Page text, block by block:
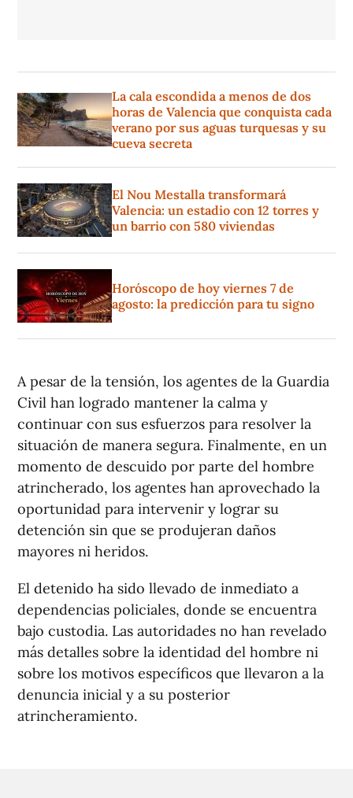
La cala escondida a menos de dos
horas de Valencia que conquista cada
verano por sus aguas turquesas y su
cueva secreta
El Nou Mestalla transformará
Valencia: un estadio con 12 torres y
un barrio con 580 viviendas
Horóscopo de hoy viernes 7 de
agosto: la predicción para tu signo
A pesar de la tensión, los agentes de la Guardia
Civil han logrado mantener la calma y
continuar con sus esfuerzos para resolver la
situación de manera segura. Finalmente, en un
momento de descuido por parte del hombre
atrincherado, los agentes han aprovechado la
oportunidad para intervenir y lograr su
detención sin que se produjeran daños
mayores ni heridos.
El detenido ha sido llevado de inmediato a
dependencias policiales, donde se encuentra
bajo custodia. Las autoridades no han revelado
más detalles sobre la identidad del hombre ni
sobre los motivos específicos que llevaron a la
denuncia inicial y a su posterior
atrincheramiento.